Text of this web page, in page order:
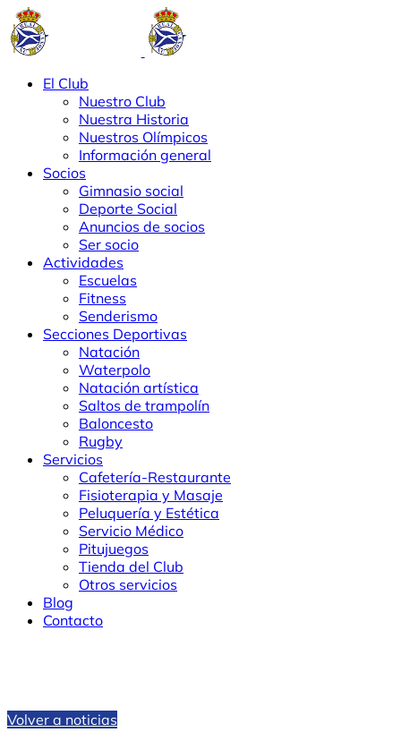
El Club
Nuestro Club
Nuestra Historia
Nuestros Olímpicos
Información general
Socios
Gimnasio social
Deporte Social
Anuncios de socios
Ser socio
Actividades
Escuelas
Fitness
Senderismo
Secciones Deportivas
Natación
Waterpolo
Natación artística
Saltos de trampolín
Baloncesto
Rugby
Servicios
Cafetería-Restaurante
Fisioterapia y Masaje
Peluquería y Estética
Servicio Médico
Pitujuegos
Tienda del Club
Otros servicios
Blog
Contacto
Volver a noticias